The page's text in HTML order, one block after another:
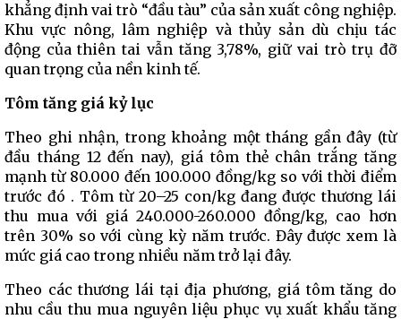
khẳng định vai trò “đầu tàu” của sản xuất công nghiệp.
Khu vực nông, lâm nghiệp và thủy sản dù chịu tác
động của thiên tai vẫn tăng 3,78%, giữ vai trò trụ đỡ
quan trọng của nền kinh tế.
Tôm tăng giá kỷ lục
Theo ghi nhận, trong khoảng một tháng gần đây (từ
đầu tháng 12 đến nay), giá tôm thẻ chân trắng tăng
mạnh từ 80.000 đến 100.000 đồng/kg so với thời điểm
trước đó . Tôm từ 20–25 con/kg đang được thương lái
thu mua với giá 240.000-260.000 đồng/kg, cao hơn
trên 30% so với cùng kỳ năm trước. Đây được xem là
mức giá cao trong nhiều năm trở lại đây.
Theo các thương lái tại địa phương, giá tôm tăng do
nhu cầu thu mua nguyên liệu phục vụ xuất khẩu tăng